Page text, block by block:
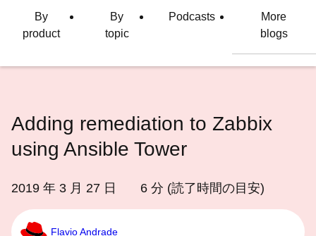
語
By
product
By
topic
Podcasts
More
blogs
Adding remediation to Zabbix
using Ansible Tower
2019 年 3 月 27 日 6 分 (読了時間の目安)
Flavio Andrade